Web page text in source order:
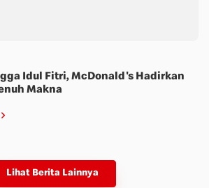
Idul Fitri, McDonald's Hadirkan
Makna
Lihat Berita Lainnya